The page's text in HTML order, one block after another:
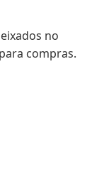
no
compras.